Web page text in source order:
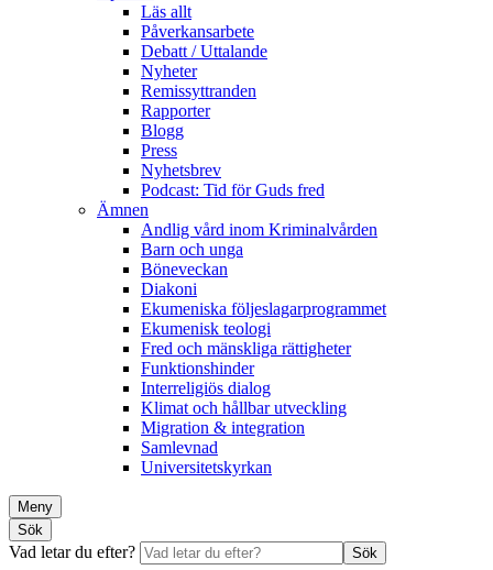
Läs allt
Påverkansarbete
Debatt / Uttalande
Nyheter
Remissyttranden
Rapporter
Blogg
Press
Nyhetsbrev
Podcast: Tid för Guds fred
Ämnen
Andlig vård inom Kriminalvården
Barn och unga
Böneveckan
Diakoni
Ekumeniska följeslagarprogrammet
Ekumenisk teologi
Fred och mänskliga rättigheter
Funktionshinder
Interreligiös dialog
Klimat och hållbar utveckling
Migration & integration
Samlevnad
Universitetskyrkan
Meny
Sök
Vad letar du efter? Sök